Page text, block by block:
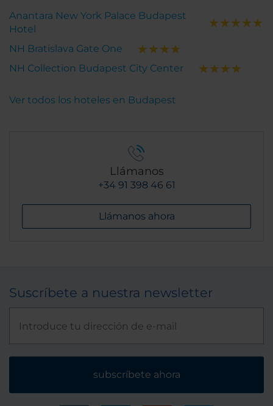
Anantara New York Palace Budapest
Hotel
NH Bratislava Gate One
NH Collection Budapest City Center
Ver todos los hoteles en Budapest
Llámanos
+34 91 398 46 61
Llámanos ahora
Suscríbete a nuestra newsletter
subscríbete ahora